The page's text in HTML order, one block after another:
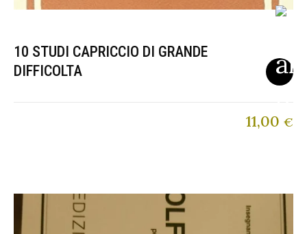
10 STUDI CAPRICCIO DI GRANDE
DIFFICOLTA
11,00 €